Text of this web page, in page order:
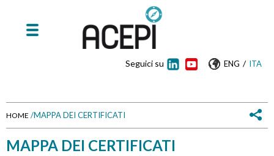
ENG / ITA
Seguici su
HOME /MAPPA DEI CERTIFICATI
MAPPA DEI CERTIFICATI